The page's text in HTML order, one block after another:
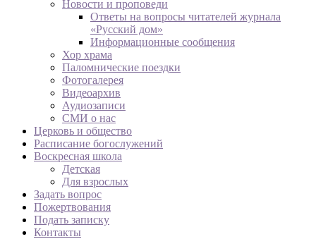
Новости и проповеди
Ответы на вопросы читателей журнала
«Русский дом»
Информационные сообщения
Хор храма
Паломнические поездки
Фотогалерея
Видеоархив
Аудиозаписи
СМИ о нас
Церковь и общество
Расписание богослужений
Воскресная школа
Детская
Для взрослых
Задать вопрос
Пожертвования
Подать записку
Контакты